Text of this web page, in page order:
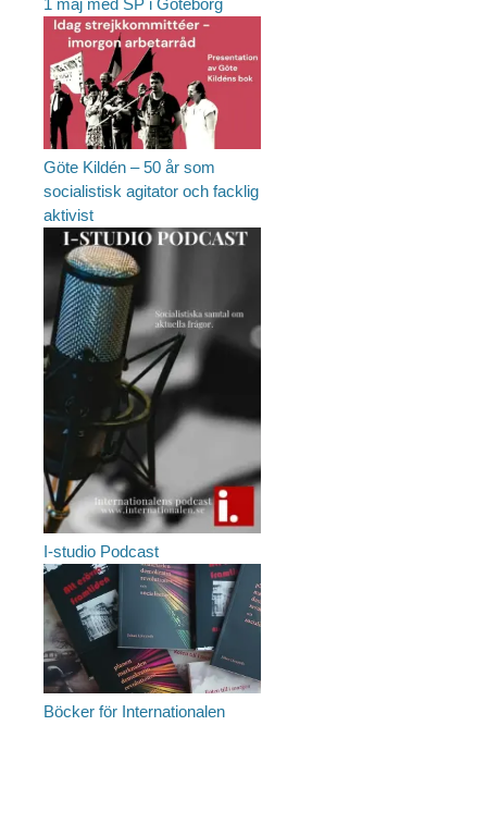
Göte Kildén – 50 år som
socialistisk agitator och facklig
aktivist
I-studio Podcast
Böcker för Internationalen